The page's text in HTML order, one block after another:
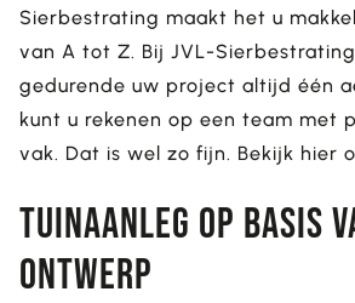
Sierbestrating maakt het u
van A tot Z. Bij JVL-
gedurende uw project altijd één
kunt u rekenen op een team met
vak. Dat is wel zo fijn. Bekijk hier
Tuinaanleg op basis
ontwerp